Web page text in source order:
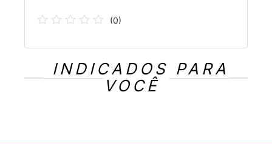
(0)
INDICADOS PARA
VOCÊ